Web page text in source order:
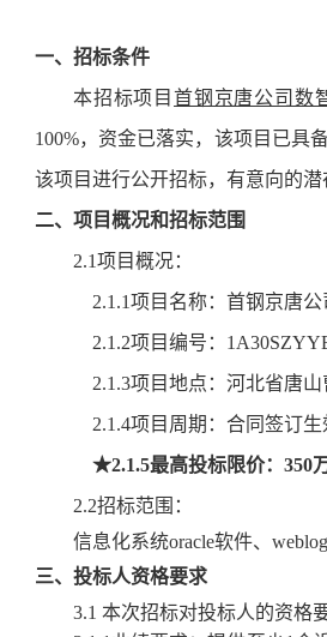
一、招标条件
本招标项目 首钢京唐公司数
100%，资金已落实，该项目已具
该项目进行公开招标，有意向的
二、项目概况和招标范围
2.1项目概况：
2.1.1项目名称：首钢京唐
2.1.2项目编号：
2.1.3项目地点：河北省唐
2.1.4项目周期： 合同签订生
★2.1.5最高投标限价：350
2.2招标范围：
信息化系统oracle软件、
三、投标人资格要求
3.1 本次招标对投标人的资格